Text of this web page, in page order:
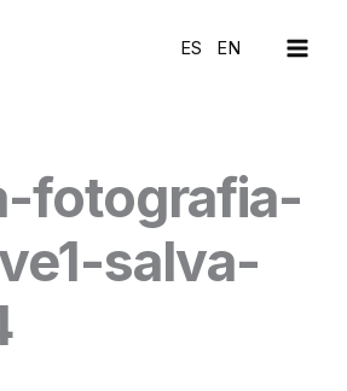
ES EN
fotografia-
salva-